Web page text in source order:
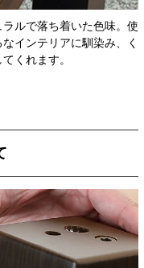
ルで落ち着いた色味。使
インテリアに馴染み、く
くれます。